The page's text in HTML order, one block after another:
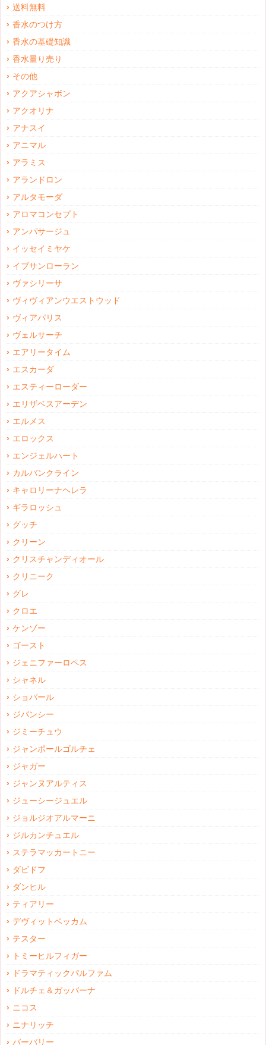
送料無料
香水のつけ方
香水の基礎知識
香水量り売り
その他
アクアシャボン
アクオリナ
アナスイ
アニマル
アラミス
アランドロン
アルタモーダ
アロマコンセプト
アンパサージュ
イッセイミヤケ
イブサンローラン
ヴァシリーサ
ヴィヴィアンウエストウッド
ヴィアパリス
ヴェルサーチ
エアリータイム
エスカーダ
エスティーローダー
エリザベスアーデン
エルメス
エロックス
エンジェルハート
カルバンクライン
キャロリーナヘレラ
ギラロッシュ
グッチ
クリーン
クリスチャンディオール
クリニーク
グレ
クロエ
ケンゾー
ゴースト
ジェニファーロペス
シャネル
ショパール
ジバンシー
ジミーチュウ
ジャンポールゴルチェ
ジャガー
ジャンヌアルティス
ジューシージュエル
ジョルジオアルマーニ
ジルカンチュエル
ステラマッカートニー
ダビドフ
ダンヒル
ティアリー
デヴィットベッカム
テスター
トミーヒルフィガー
ドラマティックパルファム
ドルチェ＆ガッバーナ
ニコス
ニナリッチ
バーバリー